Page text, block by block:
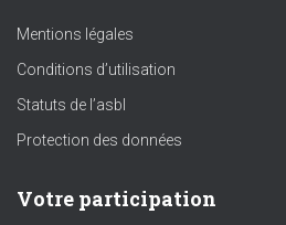
Mentions légales
Conditions d’utilisation
Statuts de l’asbl
Protection des données
Votre participation